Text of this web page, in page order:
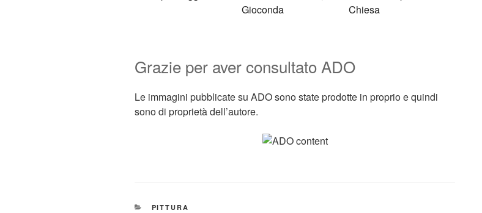
Grazie per aver consultato ADO
Le immagini pubblicate su ADO sono state prodotte in proprio e quindi
sono di proprietà dell’autore.
CATEGORIE
PITTURA